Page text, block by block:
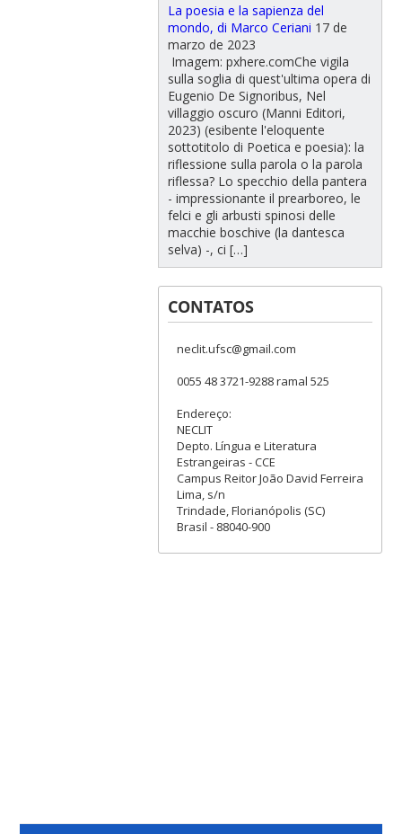
La poesia e la sapienza del
mondo, di Marco Ceriani 17 de
marzo de 2023
Imagem: pxhere.comChe vigila
sulla soglia di quest'ultima opera di
Eugenio De Signoribus, Nel
villaggio oscuro (Manni Editori,
2023) (esibente l'eloquente
sottotitolo di Poetica e poesia): la
riflessione sulla parola o la parola
riflessa? Lo specchio della pantera
- impressionante il prearboreo, le
felci e gli arbusti spinosi delle
macchie boschive (la dantesca
selva) -, ci […]
CONTATOS
neclit.ufsc@gmail.com
0055 48 3721-9288 ramal 525
Endereço:
NECLIT
Depto. Língua e Literatura
Estrangeiras - CCE
Campus Reitor João David Ferreira
Lima, s/n
Trindade, Florianópolis (SC)
Brasil - 88040-900